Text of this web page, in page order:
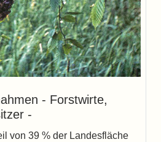
- Forstwirte,
-
von 39 % der Landesfläche